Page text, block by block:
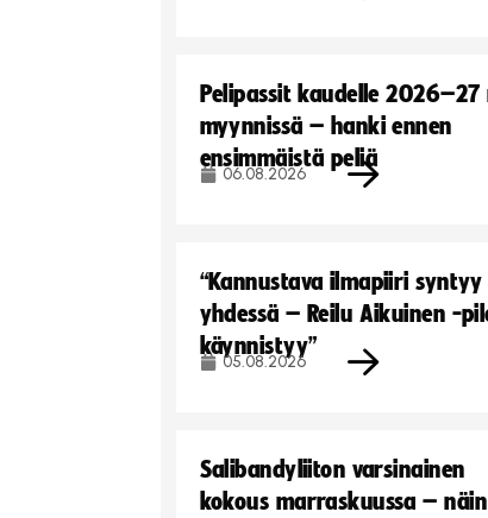
Pelipassit kaudelle
myynnissä – hanki ennen
ensimmäistä peliä
06.08.2026
“Kannustava ilmapiiri syntyy
yhdessä – Reilu Aikuinen -
käynnistyy”
05.08.2026
Salibandyliiton varsinainen
kokous marraskuussa – näin